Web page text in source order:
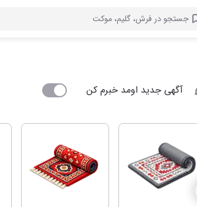
آگهی جدید اومد خبرم کن